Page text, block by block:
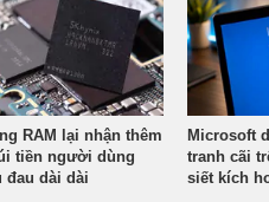
RAM lại nhận thêm
tiền người dùng
đau dài dài
Microsoft
tranh cãi
siết kích